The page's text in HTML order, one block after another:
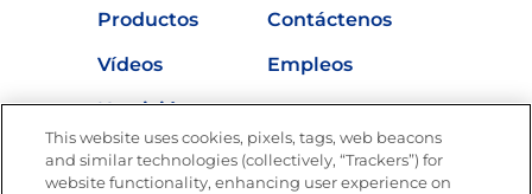
Productos
Contáctenos
Vídeos
Empleos
Nutrición
This website uses cookies, pixels, tags, web beacons
and similar technologies (collectively, “Trackers”) for
website functionality, enhancing user experience on